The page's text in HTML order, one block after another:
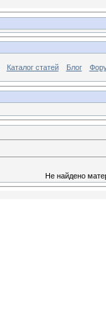
Каталог статей Блог
Не найдено